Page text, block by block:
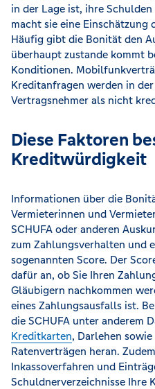
in der Lage ist, ihre
macht sie eine
Häufig gibt die Bonität den
überhaupt zustande kommt
Konditionen.
Kreditanfragen werden in
Vertragsnehmer als nicht
Diese Faktoren
Kreditwürdigkeit
Informationen über die
Vermieterinnen und
SCHUFA oder anderen
zum Zahlungsverhalten und
sogenannten Score. Der
dafür an, ob Sie Ihren
Gläubigern nachkommen
eines Zahlungsausfalls ist.
die SCHUFA unter anderem
Kreditkarten, Darlehen
Ratenverträgen heran.
Inkassoverfahren und
Schuldnerverzeichnisse Ihre